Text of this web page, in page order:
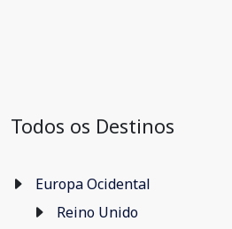
Todos os Destinos
Europa Ocidental
Reino Unido